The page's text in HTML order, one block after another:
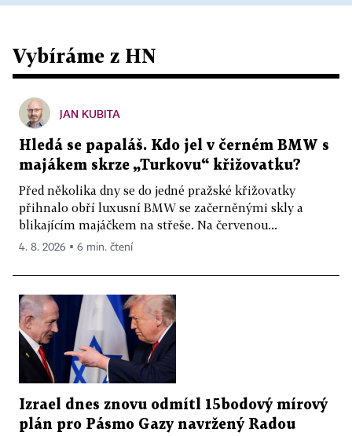
Vybíráme z HN
JAN KUBITA
Hledá se papaláš. Kdo jel v černém BMW s
majákem skrze „Turkovu“ křižovatku?
Před několika dny se do jedné pražské křižovatky
přihnalo obří luxusní BMW se začerněnými skly a
blikajícím majáčkem na střeše. Na červenou...
4. 8. 2026 ▪ 6 min. čtení
Izrael dnes znovu odmítl 15bodový mírový
plán pro Pásmo Gazy navržený Radou